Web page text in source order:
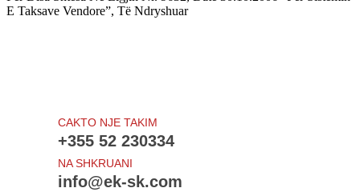
E Taksave Vendore”, Të Ndryshuar
CAKTO NJE TAKIM
+355 52 230334
NA SHKRUANI
info@ek-sk.com